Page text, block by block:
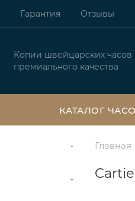
Гарантия Отзывы
Копии швейцарских часов
премиального качества
КАТАЛОГ
Главная